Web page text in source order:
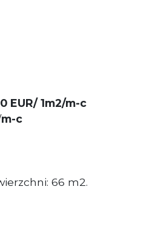
EUR/ 1m2/m-c
m-c
66 m2.